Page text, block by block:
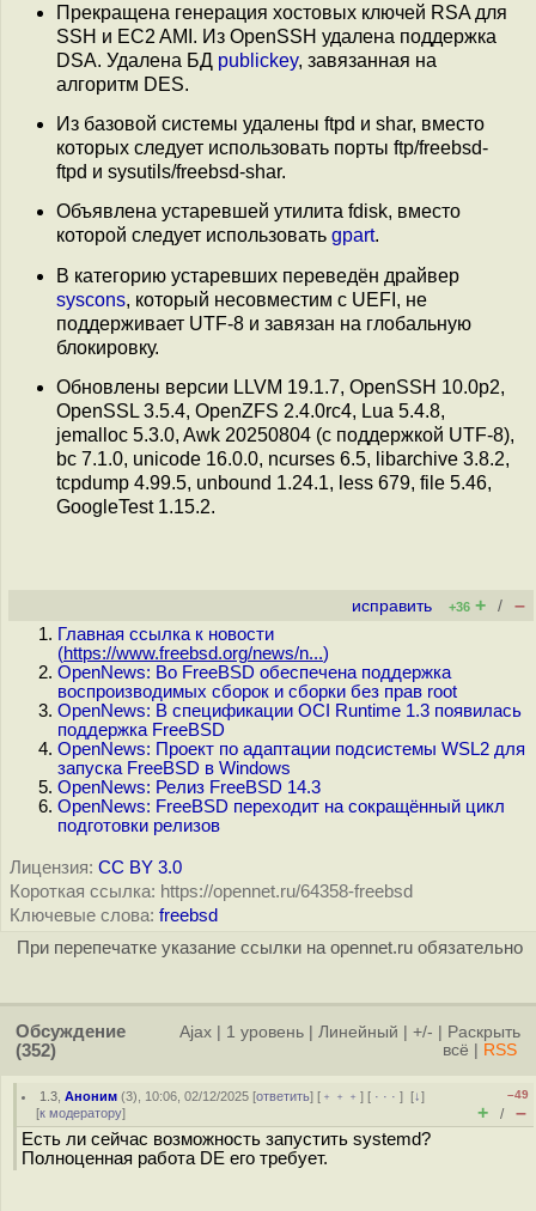
Прекращена генерация хостовых ключей RSA для
SSH и EC2 AMI. Из OpenSSH удалена поддержка
DSA. Удалена БД publickey, завязанная на
алгоритм DES.
Из базовой системы удалены ftpd и shar, вместо
которых следует использовать порты ftp/freebsd-
ftpd и sysutils/freebsd-shar.
Объявлена устаревшей утилита fdisk, вместо
которой следует использовать gpart.
В категорию устаревших переведён драйвер
syscons, который несовместим с UEFI, не
поддерживает UTF-8 и завязан на глобальную
блокировку.
Обновлены версии LLVM 19.1.7, OpenSSH 10.0p2,
OpenSSL 3.5.4, OpenZFS 2.4.0rc4, Lua 5.4.8,
jemalloc 5.3.0, Awk 20250804 (с поддержкой UTF-8),
bc 7.1.0, unicode 16.0.0, ncurses 6.5, libarchive 3.8.2,
tcpdump 4.99.5, unbound 1.24.1, less 679, file 5.46,
GoogleTest 1.15.2.
исправить +36 + / –
Главная ссылка к новости
(https://www.freebsd.org/news/n...)
OpenNews: Во FreeBSD обеспечена поддержка
воспроизводимых сборок и сборки без прав root
OpenNews: В спецификации OCI Runtime 1.3 появилась
поддержка FreeBSD
OpenNews: Проект по адаптации подсистемы WSL2 для
запуска FreeBSD в Windows
OpenNews: Релиз FreeBSD 14.3
OpenNews: FreeBSD переходит на сокращённый цикл
подготовки релизов
Лицензия: CC BY 3.0
Короткая ссылка: https://opennet.ru/64358-freebsd
Ключевые слова: freebsd
При перепечатке указание ссылки на opennet.ru обязательно
Обсуждение
(352)
Ajax 1 уровень Линейный +/-
Раскрыть
всё
RSS
1.3 ,Аноним (3), 10:06, 02/12/2025 [ответить] [ ﹢﹢﹢] [ · · ·][↓]
[к модератору]
–49
+ / –
Есть ли сейчас возможность запустить systemd?
Полноценная работа DE его требует.